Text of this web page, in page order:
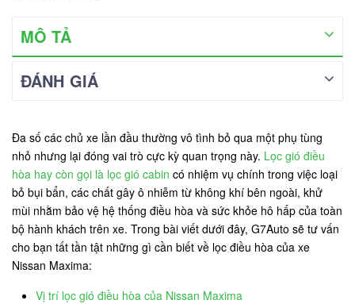
MÔ TẢ
ĐÁNH GIÁ
Đa số các chủ xe lần đầu thường vô tình bỏ qua một phụ tùng
nhỏ nhưng lại đóng vai trò cực kỳ quan trọng này. Lọc gió điều
hòa hay còn gọi là lọc gió cabin có nhiệm vụ chính trong việc loại
bỏ bụi bẩn, các chất gây ô nhiễm từ không khí bên ngoài, khử
mùi nhằm bảo vệ hệ thống điều hòa và sức khỏe hô hấp của toàn
bộ hành khách trên xe. Trong bài viết dưới đây, G7Auto sẽ tư vấn
cho bạn tất tần tật những gì cần biết về lọc điều hòa của xe
Nissan Maxima:
Vị trí lọc gió điều hòa của Nissan Maxima